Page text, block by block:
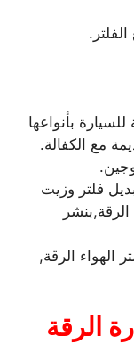
بأنواعها
مع الكفالة.
فلتر وزيت
الهواء الرقة,
الرقة